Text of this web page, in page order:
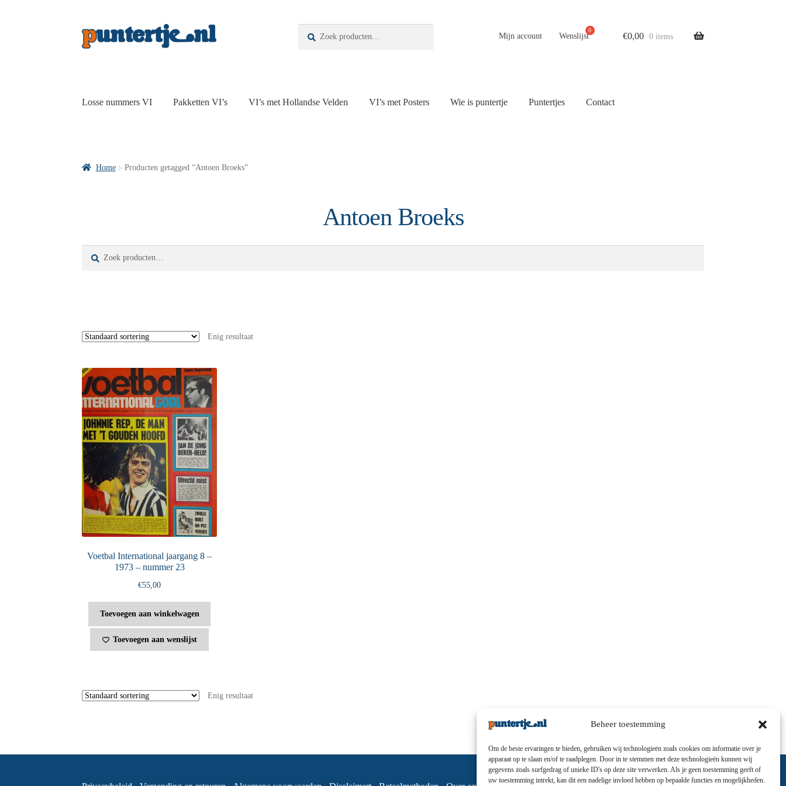
Beheer toestemming
Om de beste ervaringen te bieden, gebruiken wij technologieën zoals cookies om informatie over je
apparaat op te slaan en/of te raadplegen. Door in te stemmen met deze technologieën kunnen wij
gegevens zoals surfgedrag of unieke ID's op deze site verwerken. Als je geen toestemming geeft of
uw toestemming intrekt, kan dit een nadelige invloed hebben op bepaalde functies en mogelijkheden.
Zoeken
Mijn account Wenslijst €0,00 0 items
Losse nummers VI Pakketten VI’s VI’s met Hollandse Velden VI’s met Posters Wie is puntertje Puntertjes Contact
Home Producten getagged “Antoen Broeks”
Antoen Broeks
Enig resultaat
Voetbal International jaargang 8 –
1973 – nummer 23
€55,00
Toevoegen aan winkelwagen
Toevoegen aan wenslijst
Enig resultaat